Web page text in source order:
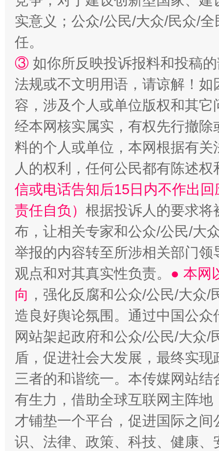
扯下公款旅游的“隐身衣” 如何以
实意义；公众/公民/大众/民众/
任。
③ 如你所反映投诉报料和投稿
法规或不文明用语，请谅解！
容，涉及个人或单位版权和其它
经本网核实属实，有权先行撤
料的个人或单位，本网根据有
人的权利，任何公民都有陈述
信或电话告知后15日内不作出
责任自负） 根据投诉人的要求将
布，让相关专家和公众/公民/大
举报的内容转至所涉相关部门
观点和对其真实性负责。 ● 本网
向 ，强化反腐和公众/公民/大众
造良好舆论氛围。通过中国公
网站架起政府和公众/公民/大众
盾，促进社会大发展，最终实
三者的和谐统一。本传媒网站
有生力，借助全球互联网主阵
才铺垫一个平台，促进国际之
识、法律、政策、科技、健康